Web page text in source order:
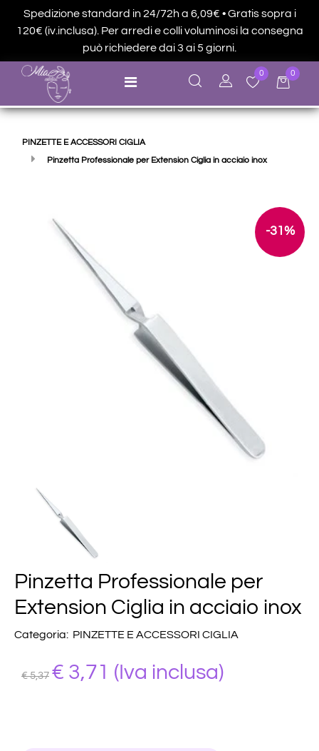
Spedizione standard in 24/72h a 6,09€ • Gratis sopra i
120€ (iv.inclusa). Per arredi e colli voluminosi la consegna
può richiedere dai 3 ai 5 giorni.
Open menu
0 0
PINZETTE E ACCESSORI CIGLIA
Pinzetta Professionale per Extension Ciglia in acciaio inox
-31%
Pinzetta Professionale per
Extension Ciglia in acciaio inox
Categoria: PINZETTE E ACCESSORI CIGLIA
€ 5,37 € 3,71 (Iva inclusa)